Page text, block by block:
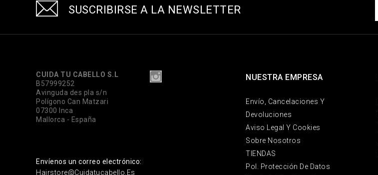
SUSCRIBIRSE A LA NEWSLETTER
CUIDA TU CABELLO S.L
B57999252
Avinguda des pla s/n
Polígono Can Matzari
07300 Inca
Mallorca - España
Envíenos un correo electrónico:
Hairstore@cuidatucabello.es
NUESTRA EMPRESA
Envío, Cancelaciones Y
Devoluciones
Aviso Legal Y Cookies
Sobre Nosotros
TIENDAS
Pol. Protección De Datos